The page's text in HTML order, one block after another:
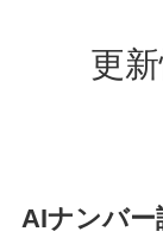
更
AIナンバー